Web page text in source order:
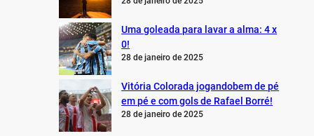
Uma goleada para lavar a alma: 4 x
0!
28 de janeiro de 2025
Vitória Colorada jogandobem de pé
em pé e com gols de Rafael Borré!
28 de janeiro de 2025